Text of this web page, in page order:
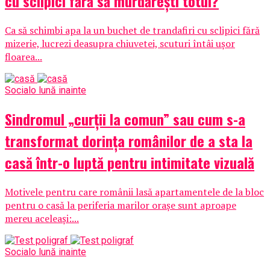
Ca să schimbi apa la un buchet de trandafiri cu sclipici fără
mizerie, lucrezi deasupra chiuvetei, scuturi întâi ușor
floarea...
Socialo lună inainte
Sindromul „curții la comun” sau cum s-a
transformat dorința românilor de a sta la
casă într-o luptă pentru intimitate vizuală
Motivele pentru care românii lasă apartamentele de la bloc
pentru o casă la periferia marilor orașe sunt aproape
mereu aceleași:...
Socialo lună inainte